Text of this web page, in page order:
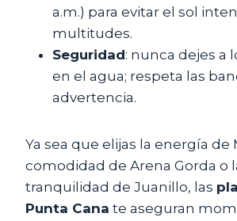
a.m.) para evitar el sol
multitudes.
Seguridad: nunca dejes a
en el agua; respeta las
advertencia.
Ya sea que elijas la energía de
comodidad de Arena Gorda o
tranquilidad de Juanillo, las
Punta Cana te aseguran